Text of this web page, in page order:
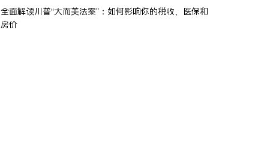
全面解读川普“大而美法案”：如何影响你的税收、医保和
房价